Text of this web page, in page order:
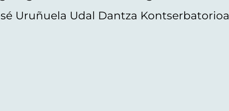
Uruñuela Udal Dantza Kontserbatorioa